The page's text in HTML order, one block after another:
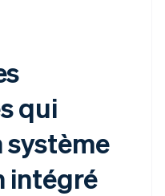
qui
intégré